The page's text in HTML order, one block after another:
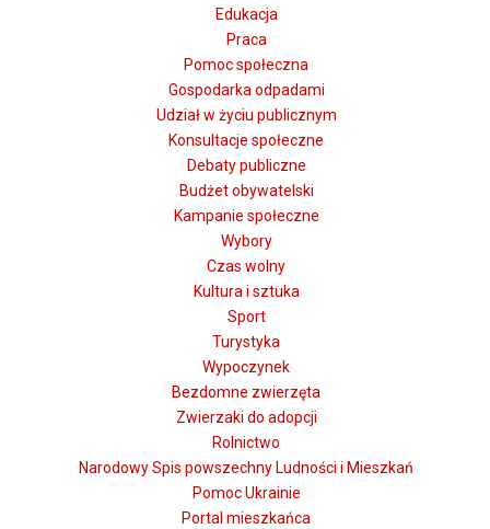
Edukacja
Praca
Pomoc społeczna
Gospodarka odpadami
Udział w życiu publicznym
Konsultacje społeczne
Debaty publiczne
Budżet obywatelski
Kampanie społeczne
Wybory
Czas wolny
Kultura i sztuka
Sport
Turystyka
Wypoczynek
Bezdomne zwierzęta
Zwierzaki do adopcji
Rolnictwo
Narodowy Spis powszechny Ludności i Mieszkań
Pomoc Ukrainie
Portal mieszkańca